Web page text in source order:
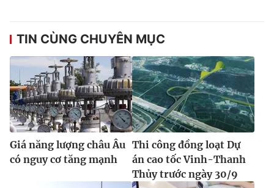
TIN CÙNG CHUYÊN MỤC
Giá năng lượng châu Âu
có nguy cơ tăng mạnh
Thi công đồng loạt Dự
án cao tốc Vinh-Thanh
Thủy trước ngày 30/9